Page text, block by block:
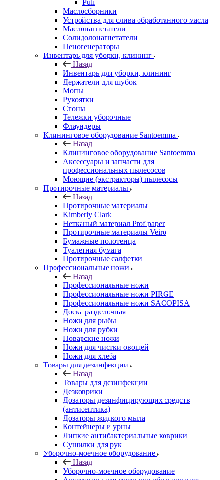
Puli
Маслосборники
Устройства для слива обработанного масла
Маслонагнетатели
Солидолонагнетатели
Пеногенераторы
Инвентарь для уборки, клининг
Назад
Инвентарь для уборки, клининг
Держатели для шубок
Мопы
Рукоятки
Сгоны
Тележки уборочные
Флаундеры
Клининговое оборудование Santoemma
Назад
Клининговое оборудование Santoemma
Аксессуары и запчасти для
профессиональных пылесосов
Моющие (экстракторы) пылесосы
Протирочные материалы
Назад
Протирочные материалы
Kimberly Clark
Нетканый материал Prof paper
Протирочные материалы Veiro
Бумажные полотенца
Туалетная бумага
Протирочные салфетки
Профессиональные ножи
Назад
Профессиональные ножи
Профессиональные ножи PIRGE
Профессиональные ножи SACOPISA
Доска разделочная
Ножи для рыбы
Ножи для рубки
Поварские ножи
Ножи для чистки овощей
Ножи для хлеба
Товары для дезинфекции
Назад
Товары для дезинфекции
Дезковрики
Дозаторы дезинфицирующих средств
(антисептика)
Дозаторы жидкого мыла
Контейнеры и урны
Липкие антибактериальные коврики
Сушилки для рук
Уборочно-моечное оборудование
Назад
Уборочно-моечное оборудование